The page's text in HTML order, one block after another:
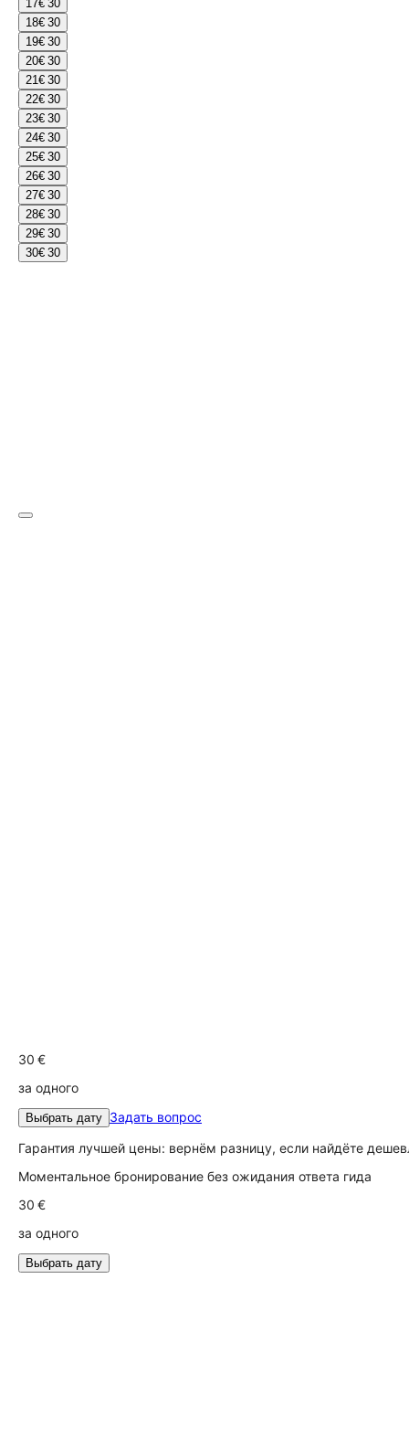
17€ 30
18€ 30
19€ 30
20€ 30
21€ 30
22€ 30
23€ 30
24€ 30
25€ 30
26€ 30
27€ 30
28€ 30
29€ 30
30€ 30
30 €
за одного
Выбрать дату Задать вопрос
Гарантия лучшей цены: вернём разницу, если найдёте
Моментальное бронирование без ожидания ответа гида
30 €
за одного
Выбрать дату